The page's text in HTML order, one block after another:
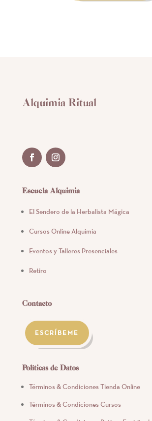
Alquimia Ritual
Escuela Alquimia
El Sendero de la Herbalista Mágica
Cursos Online Alquimia
Eventos y Talleres Presenciales
Retiro
Contacto
ESCRÍBEME
Políticas de Datos
Términos & Condiciones Tienda Online
Términos & Condiciones Cursos